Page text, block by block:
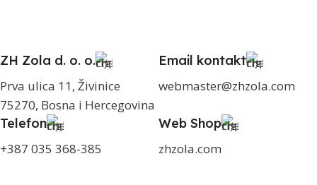
ZH Zola d. o. o.
Prva ulica 11, Živinice
75270, Bosna i Hercegovina
Email kontakt
webmaster@zhzola.com
Telefon
+387 035 368-385
Web Shop
zhzola.com